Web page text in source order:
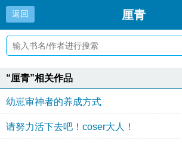
返回 厘青
“厘青”相关作品
幼崽审神者的养成方式
请努力活下去吧！coser大人！